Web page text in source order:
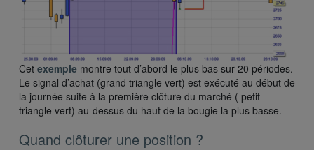
Cet exemple montre tout d’abord le plus bas sur 20 périodes.
Le signal d’achat (grand triangle vert) est exécuté au début de
la journée suite à la première clôture du marché ( petit
triangle vert) au-dessus du haut de la bougie la plus basse.
Quand clôturer une position ?